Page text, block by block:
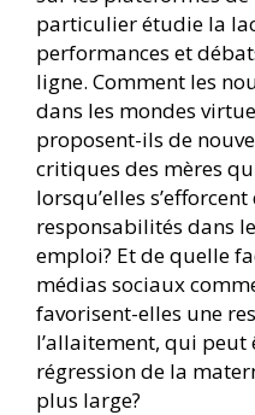
particulier étudie la
performances et
ligne. Comment les
dans les mondes
proposent-ils de
critiques des mères
lorsqu’elles
responsabilités dans
emploi? Et de quelle
médias sociaux
favorisent-elles une
l’allaitement, qui
régression de la
plus large?